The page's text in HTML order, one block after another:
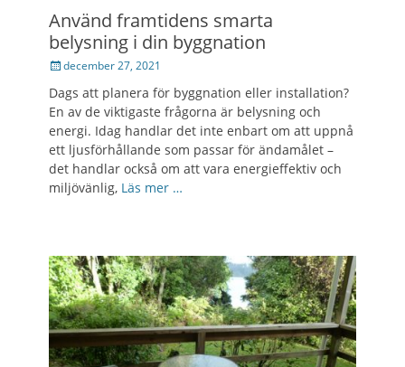
Använd framtidens smarta
belysning i din byggnation
Posted
december 27, 2021
Dags att planera för byggnation eller installation?
En av de viktigaste frågorna är belysning och
energi. Idag handlar det inte enbart om att uppnå
ett ljusförhållande som passar för ändamålet –
det handlar också om att vara energieffektiv och
miljövänlig, Läs mer …